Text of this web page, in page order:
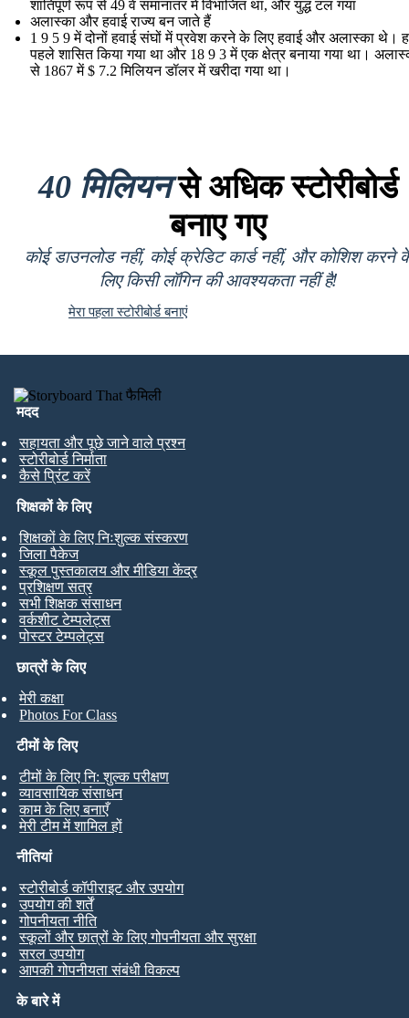
शांतिपूर्ण रूप से 49 वें समानांतर में विभाजित था, और युद्ध टल गया
अलास्का और हवाई राज्य बन जाते हैं
1 9 5 9 में दोनों हवाई संघों में प्रवेश करने के लिए हवाई और अलास्का थे।
पहले शासित किया गया था और 18 9 3 में एक क्षेत्र बनाया गया था।
से 1867 में $ 7.2 मिलियन डॉलर में खरीदा गया था।
40 मिलियनसे अधिक स्टोरीबोर्ड
बनाए गए
कोई डाउनलोड नहीं, कोई क्रेडिट कार्ड नहीं, और कोशिश करने
लिए किसी लॉगिन की आवश्यकता नहीं है!
मेरा पहला स्टोरीबोर्ड बनाएं
मदद
सहायता और पूछे जाने वाले प्रश्न
स्टोरीबोर्ड निर्माता
कैसे प्रिंट करें
छात्रों के लिए
मेरी कक्षा
Photos For Class
शिक्षकों के लिए
शिक्षकों के लिए निःशुल्क संस्करण
जिला पैकेज
स्कूल पुस्तकालय और मीडिया केंद्र
प्रशिक्षण सत्र
सभी शिक्षक संसाधन
वर्कशीट टेम्पलेट्स
पोस्टर टेम्पलेट्स
टीमों के लिए
टीमों के लिए नि: शुल्क परीक्षण
व्यावसायिक संसाधन
काम के लिए बनाएँ
मेरी टीम में शामिल हों
के बारे में
नीतियां
स्टोरीबोर्ड कॉपीराइट और उपयोग
उपयोग की शर्तें
गोपनीयता नीति
स्कूलों और छात्रों के लिए गोपनीयता और सुरक्षा
सरल उपयोग
आपकी गोपनीयता संबंधी विकल्प